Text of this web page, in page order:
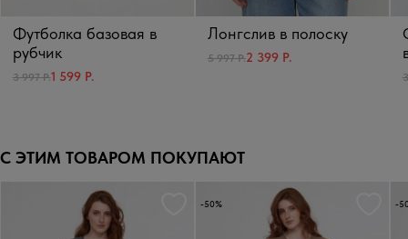
Футболка базовая в
рубчик
3 997 Р.1 599 Р.
Лонгслив в полоску
5 997 Р.2 399 Р.
С ЭТИМ ТОВАРОМ ПОКУПАЮТ
-50% -